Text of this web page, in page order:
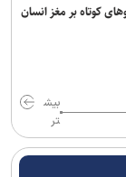
کوتاه بر مغز انسان
بیش
تر